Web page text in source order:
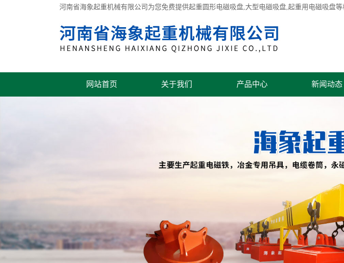
河南省海象起重机械有限公司为您免费提供起重圆形电磁吸盘,大型电磁吸盘,起重用电磁吸盘
网站首页 关于我们 产品中心 新闻动态